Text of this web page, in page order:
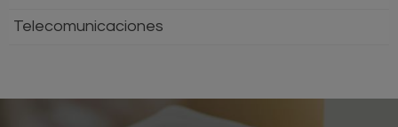
Telecomunicaciones